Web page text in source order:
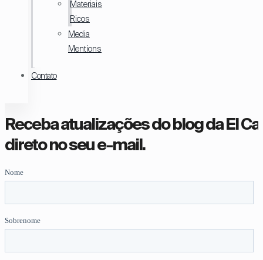
Materiais
Ricos
Media
Mentions
Contato
Receba atualizações do blog da El
direto no seu e-mail.